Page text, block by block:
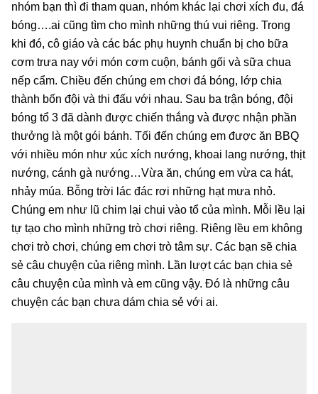
nhóm bạn thì đi tham quan, nhóm khác lại chơi xích đu, đá
bóng….ai cũng tìm cho mình những thú vui riêng. Trong
khi đó, cô giáo và các bác phụ huynh chuẩn bị cho bữa
cơm trưa nay với món cơm cuộn, bánh gối và sữa chua
nếp cẩm. Chiều đến chúng em chơi đá bóng, lớp chia
thành bốn đội và thi đấu với nhau. Sau ba trận bóng, đội
bóng tổ 3 đã dành được chiến thắng và được nhận phần
thưởng là một gói bánh. Tối đến chúng em được ăn BBQ
với nhiều món như xúc xích nướng, khoai lang nướng, thịt
nướng, cánh gà nướng…Vừa ăn, chúng em vừa ca hát,
nhảy múa. Bỗng trời lác đác rơi những hạt mưa nhỏ.
Chúng em như lũ chim lại chui vào tổ của mình. Mỗi lều lại
tự tạo cho mình những trò chơi riêng. Riêng lều em không
chơi trò chơi, chúng em chơi trò tâm sự. Các bạn sẽ chia
sẻ câu chuyện của riêng mình. Lần lượt các bạn chia sẻ
câu chuyện của mình và em cũng vậy. Đó là những câu
chuyện các bạn chưa dám chia sẻ với ai.